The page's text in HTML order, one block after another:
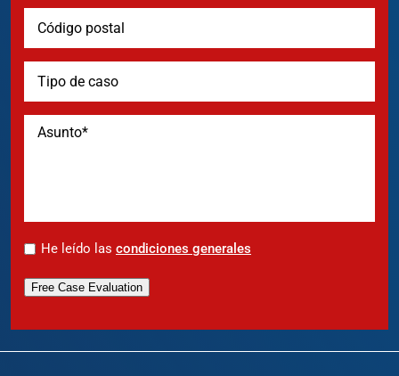
* He leído las condiciones generales
Free Case Evaluation